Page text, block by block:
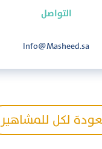
التواصل
Info@Masheed.sa
لكل للمشاهير